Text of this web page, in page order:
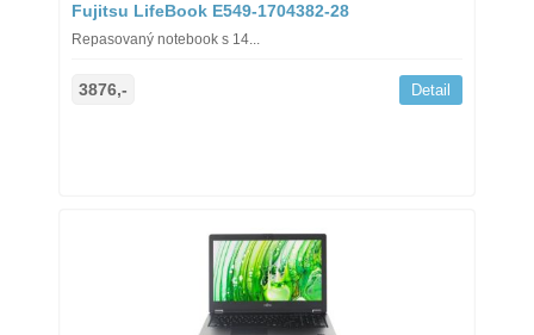
Fujitsu LifeBook E549-1704382-28
Repasovaný notebook s 14...
3876,- Detail